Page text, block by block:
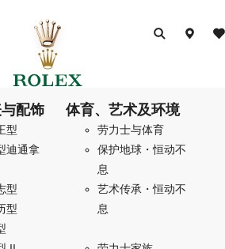
配饰
型
迪通拿
型
型
体育、艺术及环境
劳力士与体育
保护地球・恒动不
息
艺术传承・恒动不
息